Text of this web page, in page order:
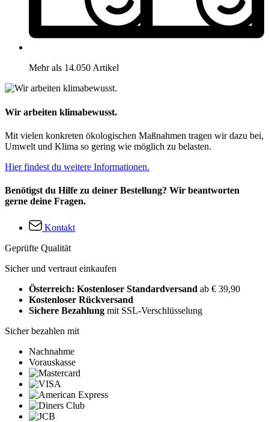
Mehr als 14.050 Artikel
Wir arbeiten klimabewusst.
Mit vielen konkreten ökologischen Maßnahmen tragen wir dazu bei,
Umwelt und Klima so gering wie möglich zu belasten.
Hier findest du weitere Informationen.
Benötigst du Hilfe zu deiner Bestellung? Wir beantworten
gerne deine Fragen.
Kontakt
Geprüfte Qualität
Sicher und vertraut einkaufen
Österreich: Kostenloser Standardversand ab € 39,90
Kostenloser Rückversand
Sichere Bezahlung mit SSL-Verschlüsselung
Sicher bezahlen mit
Nachnahme
Vorauskasse